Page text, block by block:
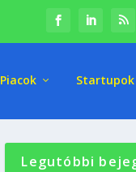
Piacok Startupok
Legutóbbi